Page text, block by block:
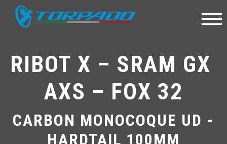
RIBOT X – SRAM GX
AXS – FOX 32
CARBON MONOCOQUE UD -
HARDTAIL 100MM